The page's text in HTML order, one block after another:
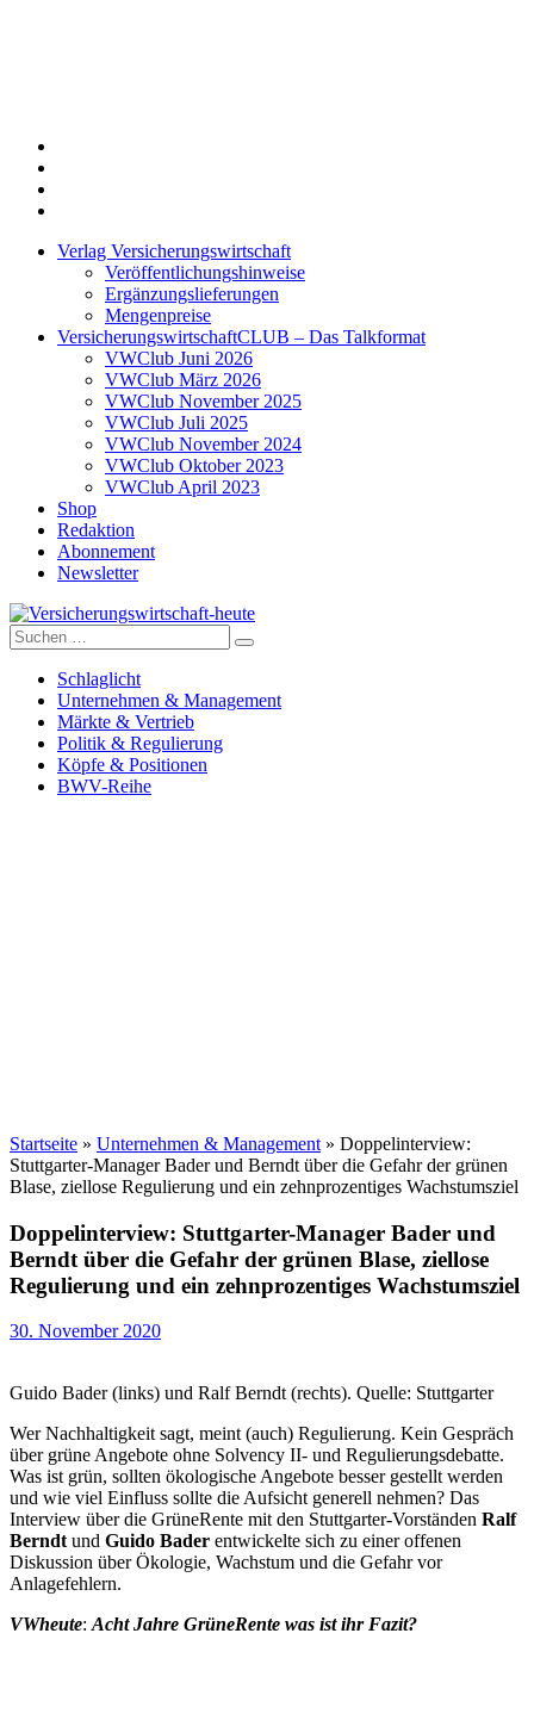
Verlag Versicherungswirtschaft
Veröffentlichungshinweise
Ergänzungslieferungen
Mengenpreise
VersicherungswirtschaftCLUB – Das Talkformat
VWClub Juni 2026
VWClub März 2026
VWClub November 2025
VWClub Juli 2025
VWClub November 2024
VWClub Oktober 2023
VWClub April 2023
Shop
Redaktion
Abonnement
Newsletter
Versicherungswirtschaft-heute
Suche
nach:
Schlaglicht
Unternehmen & Management
Märkte & Vertrieb
Politik & Regulierung
Köpfe & Positionen
BWV-Reihe
Startseite » Unternehmen & Management » Doppelinterview:
Stuttgarter-Manager Bader und Berndt über die Gefahr der grünen
Blase, ziellose Regulierung und ein zehnprozentiges Wachstumsziel
Doppelinterview: Stuttgarter-Manager Bader und
Berndt über die Gefahr der grünen Blase, ziellose
Regulierung und ein zehnprozentiges Wachstumsziel
30. November 2020
Guido Bader (links) und Ralf Berndt (rechts). Quelle: Stuttgarter
Wer Nachhaltigkeit sagt, meint (auch) Regulierung. Kein Gespräch
über grüne Angebote ohne Solvency II- und Regulierungsdebatte.
Was ist grün, sollten ökologische Angebote besser gestellt werden
und wie viel Einfluss sollte die Aufsicht generell nehmen? Das
Interview über die GrüneRente mit den Stuttgarter-Vorständen Ralf
Berndtund Guido Bader entwickelte sich zu einer offenen
Diskussion über Ökologie, Wachstum und die Gefahr vor
Anlagefehlern.
VWheute:Acht Jahre GrüneRente was ist ihr Fazit?